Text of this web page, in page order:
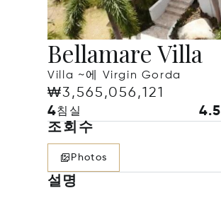
Bellamare Villa
Villa ~에 Virgin Gorda
₩3,565,056,121
4침실 4.5
조회수
Photos
설명